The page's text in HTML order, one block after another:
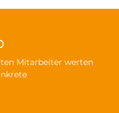
Mitarbeiter werten